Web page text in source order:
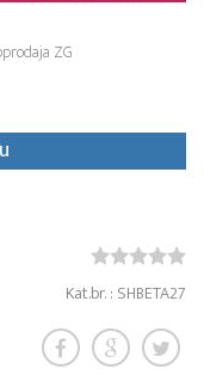
ZG
Kat.br. : SHBETA27